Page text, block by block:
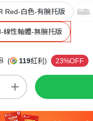
Red-白色-有腕托版
線性軸體-無腕托版
( 119紅利) 23%OFF